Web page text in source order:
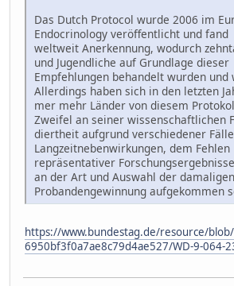
Das Dutch Protocol wurde 2006 im
Endocrinology veröffentlicht und fand
weltweit Anerkennung, wodurch
und Jugendliche auf Grundlage dieser
Empfehlungen behandelt wurden und
Allerdings haben sich in den letzten
mer mehr Länder von diesem
Zweifel an seiner wissenschaftlichen
diertheit aufgrund verschiedener
Langzeitnebenwirkungen, dem Fehlen
repräsentativer
an der Art und Auswahl der damaligen
Probandengewinnung aufgekommen
https://www.bundestag.de/resource/
6950bf3f0a7ae8c79d4ae527/WD-9-064-